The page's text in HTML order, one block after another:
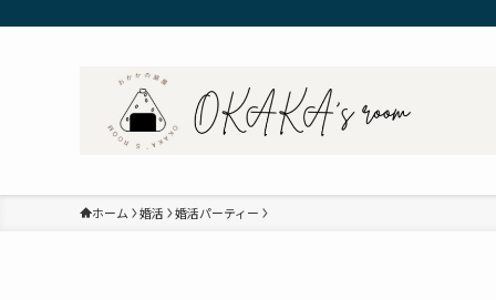
ホーム 婚活 婚活パーティー